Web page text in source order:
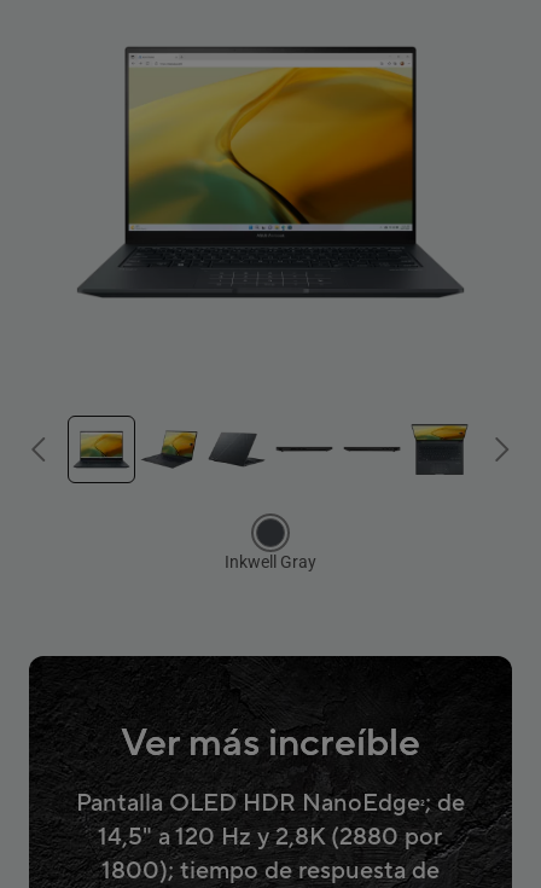
Ver más increíble
Pantalla OLED HDR NanoEdge2; de
14,5" a 120 Hz y 2,8K (2880 por
1800); tiempo de respuesta de